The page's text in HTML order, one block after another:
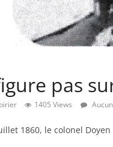
pas
1405 Views
1860, le colonel